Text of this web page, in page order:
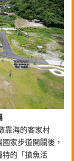
靠海的客家村
家步道開闢後，
特的「搶魚活